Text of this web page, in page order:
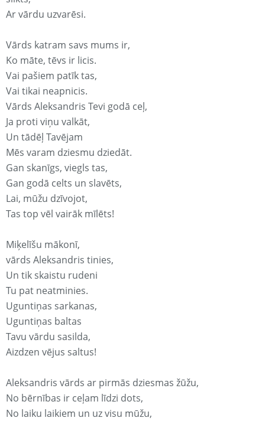
Ar vārdu uzvarēsi.
Vārds katram savs mums ir,
Ko māte, tēvs ir licis.
Vai pašiem patīk tas,
Vai tikai neapnicis.
Vārds Aleksandris Tevi godā ceļ,
Ja proti viņu valkāt,
Un tādēļ Tavējam
Mēs varam dziesmu dziedāt.
Gan skanīgs, viegls tas,
Gan godā celts un slavēts,
Lai, mūžu dzīvojot,
Tas top vēl vairāk mīlēts!
Miķelīšu mākonī,
vārds Aleksandris tinies,
Un tik skaistu rudeni
Tu pat neatminies.
Uguntiņas sarkanas,
Uguntiņas baltas
Tavu vārdu sasilda,
Aizdzen vējus saltus!
Aleksandris vārds ar pirmās dziesmas žūžu,
No bērnības ir ceļam līdzi dots,
No laiku laikiem un uz visu mūžu,